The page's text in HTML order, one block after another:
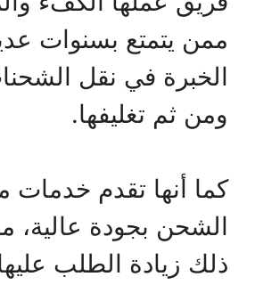
ممن يتمتع بسنوات
الخبرة في نقل
ومن ثم تغليفها.
كما أنها تقدم خدمات
الشحن بجودة عالية،
ذلك زيادة الطلب